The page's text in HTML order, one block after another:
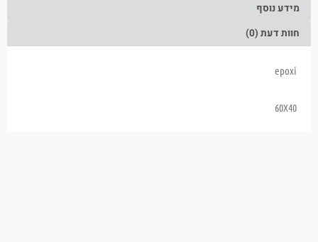
מידע נוסף
חוות דעת (0)
epoxi
60X40